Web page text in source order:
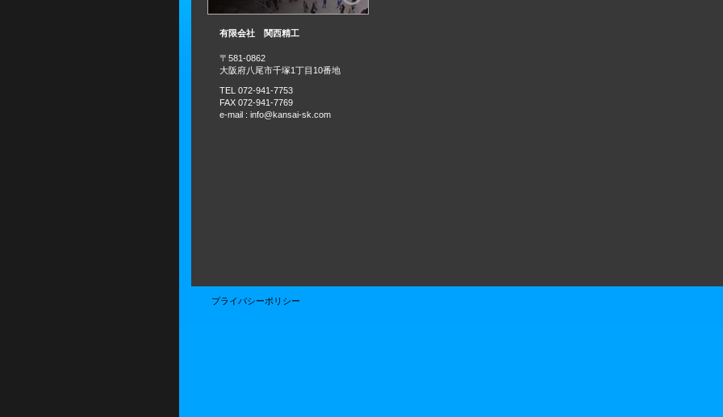
有限会社 関西精工
〒581-0862
大阪府八尾市千塚1丁目10番地
TEL 072-941-7753
FAX 072-941-7769
e-mail : info@kansai-sk.com
プライバシーポリシー